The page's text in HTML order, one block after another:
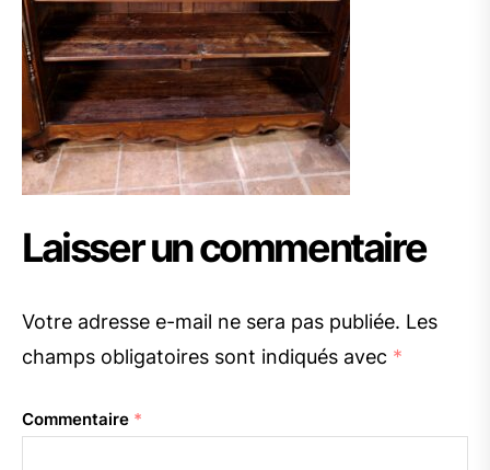
Laisser un commentaire
Votre adresse e-mail ne sera pas publiée. Les
champs obligatoires sont indiqués avec *
Commentaire *